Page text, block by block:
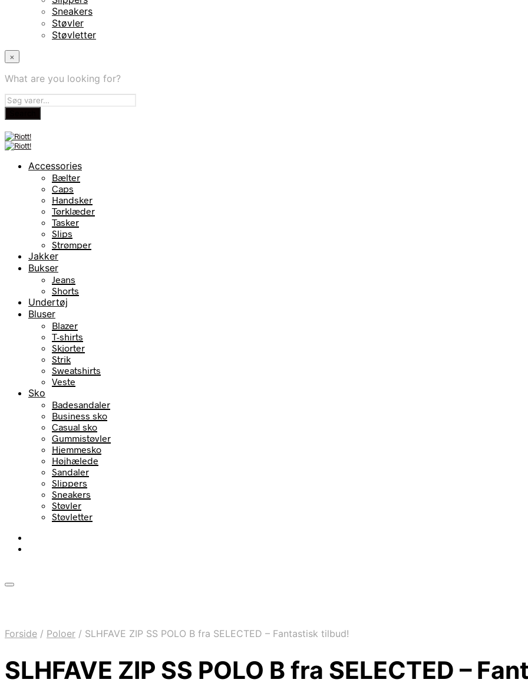
Sneakers
Støvler
Støvletter
×
What are you looking for?
Accessories
Bælter
Caps
Handsker
Tørklæder
Tasker
Slips
Strømper
Jakker
Bukser
Jeans
Shorts
Undertøj
Bluser
Blazer
T-shirts
Skjorter
Strik
Sweatshirts
Veste
Sko
Badesandaler
Business sko
Casual sko
Gummistøvler
Hjemmesko
Højhælede
Sandaler
Slippers
Sneakers
Støvler
Støvletter
Forside / Poloer / SLHFAVE ZIP SS POLO B fra SELECTED – Fantastisk tilbud!
SLHFAVE ZIP SS POLO B fra SELECTED –